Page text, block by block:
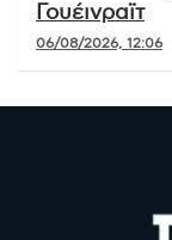
Γουέινραϊτ
06/08/2026, 12:06